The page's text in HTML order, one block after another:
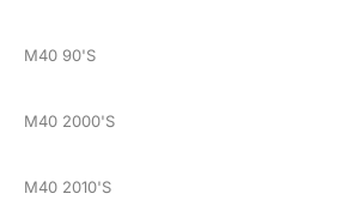
M40 90'S
M40 2000'S
M40 2010'S